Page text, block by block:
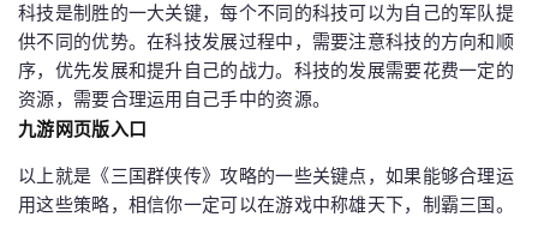
科技是制胜的一大关键，每个不同的科技可以为自己的军队提
供不同的优势。在科技发展过程中，需要注意科技的方向和顺
序，优先发展和提升自己的战力。科技的发展需要花费一定的
资源，需要合理运用自己手中的资源。
九游网页版入口
以上就是《三国群侠传》攻略的一些关键点，如果能够合理运
用这些策略，相信你一定可以在游戏中称雄天下，制霸三国。